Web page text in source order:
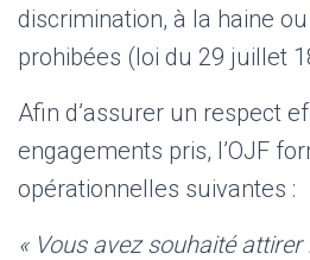
discrimination, à la haine
prohibées (loi du 29 juillet
Afin d’assurer un respect
engagements pris, l’OJF
opérationnelles suivantes :
« Vous avez souhaité